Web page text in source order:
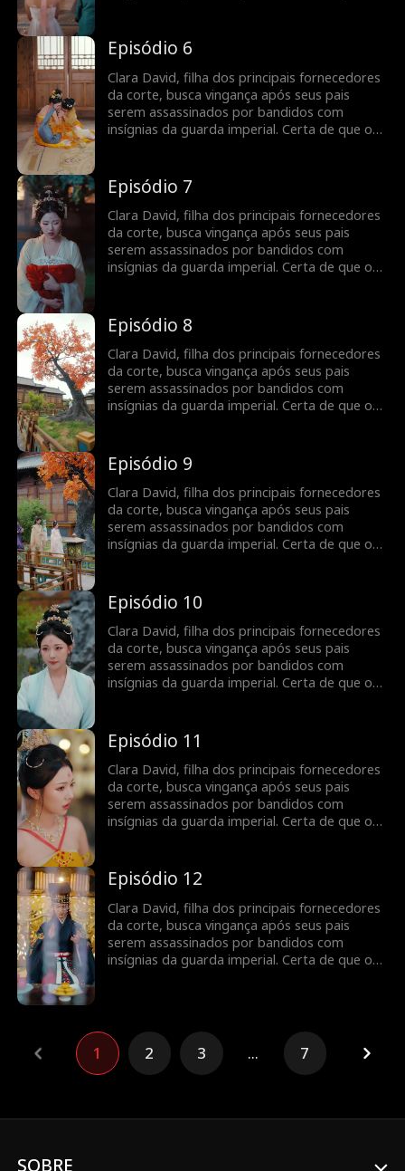
Inesperadamente, ela se vê atraída por um
guarda misterioso, sem saber que ele é o
próprio Imperador disfarçado. Mas será que
ele é mesmo o responsável pela morte de
seus pais?
Episódio 6
Clara David, filha dos principais fornecedores
da corte, busca vingança após seus pais
serem assassinados por bandidos com
insígnias da guarda imperial. Certa de que o
Inesperadamente, ela se vê atraída por um
guarda misterioso, sem saber que ele é o
próprio Imperador disfarçado. Mas será que
ele é mesmo o responsável pela morte de
seus pais?
Episódio 7
Clara David, filha dos principais fornecedores
da corte, busca vingança após seus pais
serem assassinados por bandidos com
insígnias da guarda imperial. Certa de que o
Inesperadamente, ela se vê atraída por um
guarda misterioso, sem saber que ele é o
próprio Imperador disfarçado. Mas será que
ele é mesmo o responsável pela morte de
seus pais?
Episódio 8
Clara David, filha dos principais fornecedores
da corte, busca vingança após seus pais
serem assassinados por bandidos com
insígnias da guarda imperial. Certa de que o
Inesperadamente, ela se vê atraída por um
guarda misterioso, sem saber que ele é o
próprio Imperador disfarçado. Mas será que
ele é mesmo o responsável pela morte de
seus pais?
Episódio 9
Clara David, filha dos principais fornecedores
da corte, busca vingança após seus pais
serem assassinados por bandidos com
insígnias da guarda imperial. Certa de que o
Inesperadamente, ela se vê atraída por um
guarda misterioso, sem saber que ele é o
próprio Imperador disfarçado. Mas será que
ele é mesmo o responsável pela morte de
seus pais?
Episódio 10
Clara David, filha dos principais fornecedores
da corte, busca vingança após seus pais
serem assassinados por bandidos com
insígnias da guarda imperial. Certa de que o
Inesperadamente, ela se vê atraída por um
guarda misterioso, sem saber que ele é o
próprio Imperador disfarçado. Mas será que
ele é mesmo o responsável pela morte de
seus pais?
Episódio 11
Clara David, filha dos principais fornecedores
da corte, busca vingança após seus pais
serem assassinados por bandidos com
insígnias da guarda imperial. Certa de que o
Inesperadamente, ela se vê atraída por um
guarda misterioso, sem saber que ele é o
próprio Imperador disfarçado. Mas será que
ele é mesmo o responsável pela morte de
seus pais?
Episódio 12
Clara David, filha dos principais fornecedores
da corte, busca vingança após seus pais
serem assassinados por bandidos com
insígnias da guarda imperial. Certa de que o
guarda misterioso, sem saber que ele é o
próprio Imperador disfarçado. Mas será que
ele é mesmo o responsável pela morte de
seus pais?
1 2 3 ... 7
SOBRE